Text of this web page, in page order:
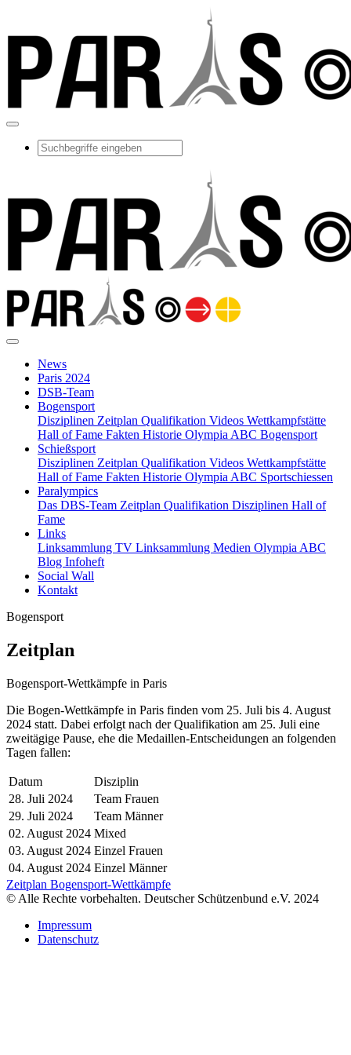
News
Paris 2024
DSB-Team
Bogensport
Disziplinen Zeitplan Qualifikation Videos Wettkampfstätte
Hall of Fame Fakten Historie Olympia ABC Bogensport
Schießsport
Disziplinen Zeitplan Qualifikation Videos Wettkampfstätte
Hall of Fame Fakten Historie Olympia ABC Sportschiessen
Paralympics
Das DBS-Team Zeitplan Qualifikation Disziplinen Hall of
Fame
Links
Linksammlung TV Linksammlung Medien Olympia ABC
Blog Infoheft
Social Wall
Kontakt
Bogensport
Zeitplan
Bogensport-Wettkämpfe in Paris
Die Bogen-Wettkämpfe in Paris finden vom 25. Juli bis 4. August
2024 statt. Dabei erfolgt nach der Qualifikation am 25. Juli eine
zweitägige Pause, ehe die Medaillen-Entscheidungen an folgenden
Tagen fallen:
Datum
Disziplin
28. Juli 2024
Team Frauen
29. Juli 2024
Team Männer
02. August 2024 Mixed
03. August 2024 Einzel Frauen
04. August 2024 Einzel Männer
Zeitplan Bogensport-Wettkämpfe
© Alle Rechte vorbehalten. Deutscher Schützenbund e.V. 2024
Impressum
Datenschutz